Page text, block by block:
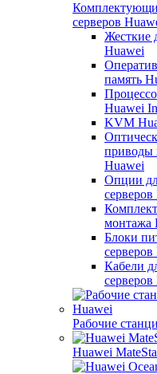
серверов
Жесткие
Huawei
память
Huawei
KVM
приводы
Huawei
Опции
монтажа
Блоки
Кабели
Рабочие
Huawei